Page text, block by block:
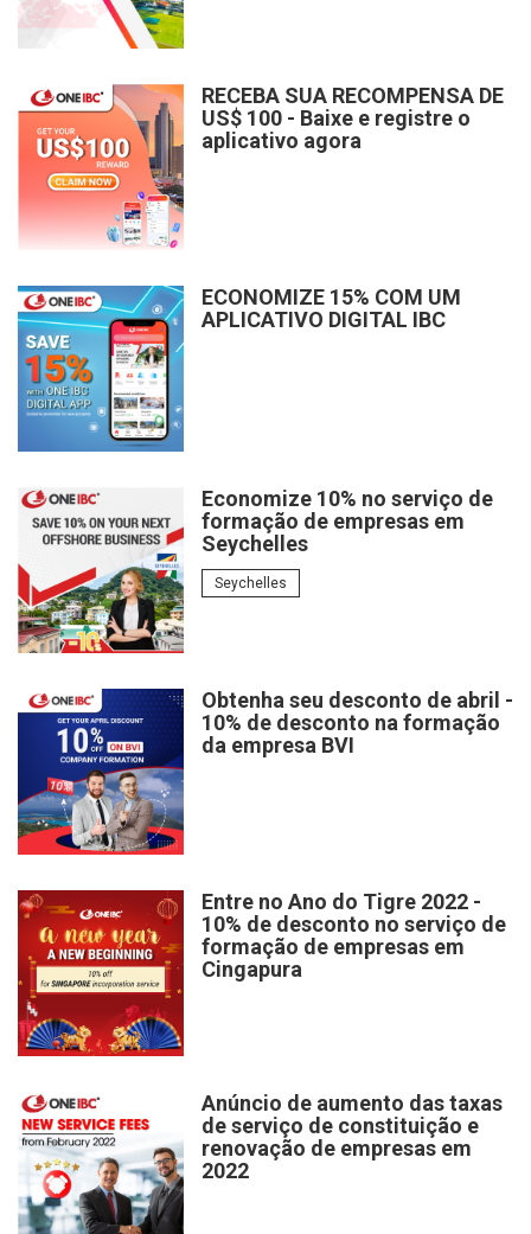
RECEBA SUA RECOMPENSA DE
US$ 100 - Baixe e registre o
aplicativo agora
ECONOMIZE 15% COM UM
APLICATIVO DIGITAL IBC
Economize 10% no serviço de
formação de empresas em
Seychelles
Seychelles
Obtenha seu desconto de abril -
10% de desconto na formação
da empresa BVI
Entre no Ano do Tigre 2022 -
10% de desconto no serviço de
formação de empresas em
Cingapura
Anúncio de aumento das taxas
de serviço de constituição e
renovação de empresas em
2022